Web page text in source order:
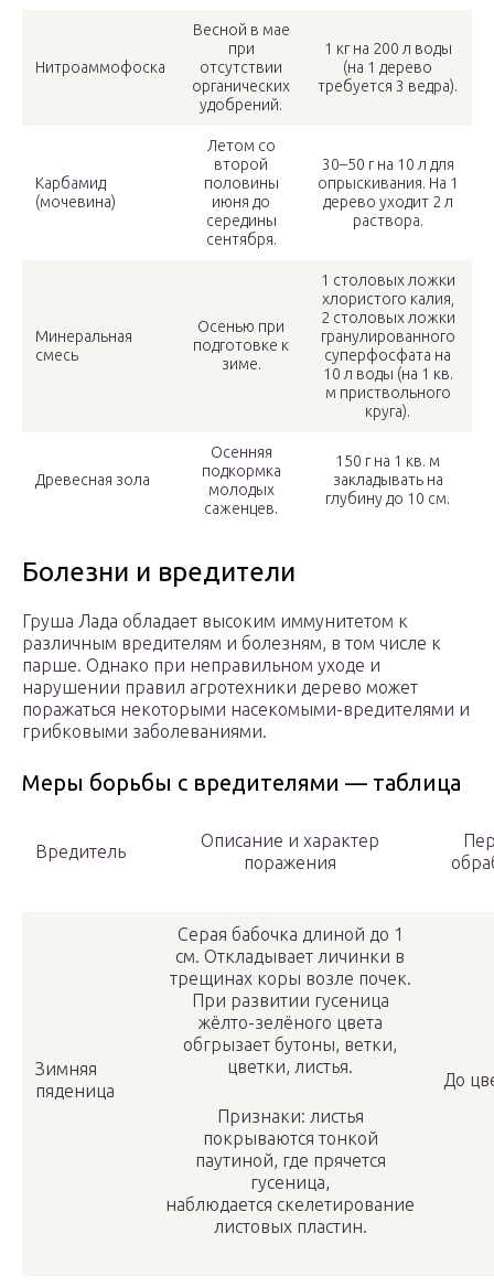
Нитроаммофоска
Весной в мае
при
отсутствии
органических
удобрений.
1 кг на 200 л воды
(на 1 дерево
требуется 3 ведра).
Карбамид
(мочевина)
Летом со
второй
половины
июня до
середины
сентября.
30–50 г на 10 л для
опрыскивания. На 1
дерево уходит 2 л
раствора.
Минеральная
смесь
Осенью при
подготовке к
зиме.
1 столовых ложки
хлористого калия,
2 столовых ложки
гранулированного
суперфосфата на
10 л воды (на 1 кв.
м приствольного
круга).
Древесная зола
Осенняя
подкормка
молодых
саженцев.
150 г на 1 кв. м
закладывать на
глубину до 10 см.
Болезни и вредители
Груша Лада обладает высоким иммунитетом к
различным вредителям и болезням, в том числе к
парше. Однако при неправильном уходе и
нарушении правил агротехники дерево может
поражаться некоторыми насекомыми-вредителями и
грибковыми заболеваниями.
Меры борьбы с вредителями — таблица
Вредитель
Описание и характер
поражения
Зимняя
пяденица
Серая бабочка длиной до 1
см. Откладывает личинки в
трещинах коры возле почек.
При развитии гусеница
жёлто-зелёного цвета
обгрызает бутоны, ветки,
цветки, листья.
Признаки: листья
покрываются тонкой
паутиной, где прячется
гусеница,
наблюдается скелетирование
листовых пластин.
До